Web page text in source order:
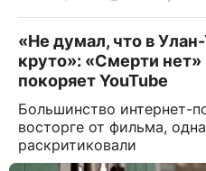
«Не думал, что в
круто»: «Смерти
покоряет YouTube
Большинство интернет-
восторге от фильма,
раскритиковали